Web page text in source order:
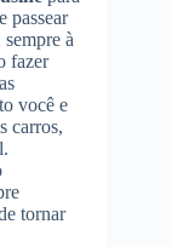
passear
à
fazer
você e
carros,
tornar